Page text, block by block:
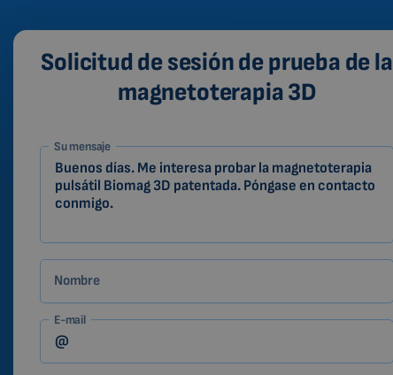
Solicitud de sesión de prueba de la
magnetoterapia 3D
1-
ES
Zákazník
Su mensaje
Nombre
E-mail